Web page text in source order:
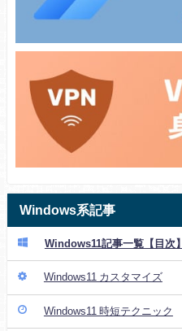
Windows系記事
Windows11記事一覧【目次】
Windows11 カスタマイズ
Windows11 時短テクニック